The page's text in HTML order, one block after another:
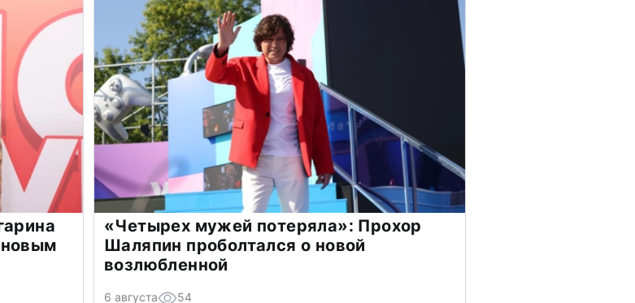
«Четырех мужей потеряла»: Прохор
Шаляпин проболтался о новой
возлюбленной
6 августа 54